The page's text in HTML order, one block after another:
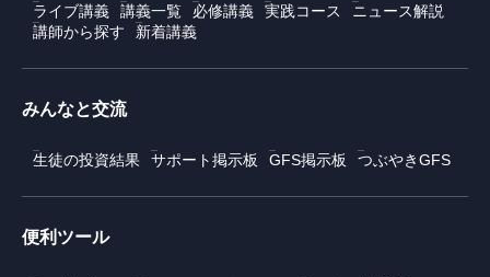
ライブ講義 講義一覧 必修講義 実践コース
ニュース解説
講師から探す
新着講義
みんなと交流
生徒の投資結果 サポート掲示板 GFS掲示板 つぶやきGFS
便利ツール